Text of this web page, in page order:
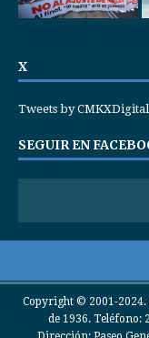
X
Tweets by CMKXDigital
SEGUIR EN
Copyright © 2001-2024.
de 1936. Teléfono: